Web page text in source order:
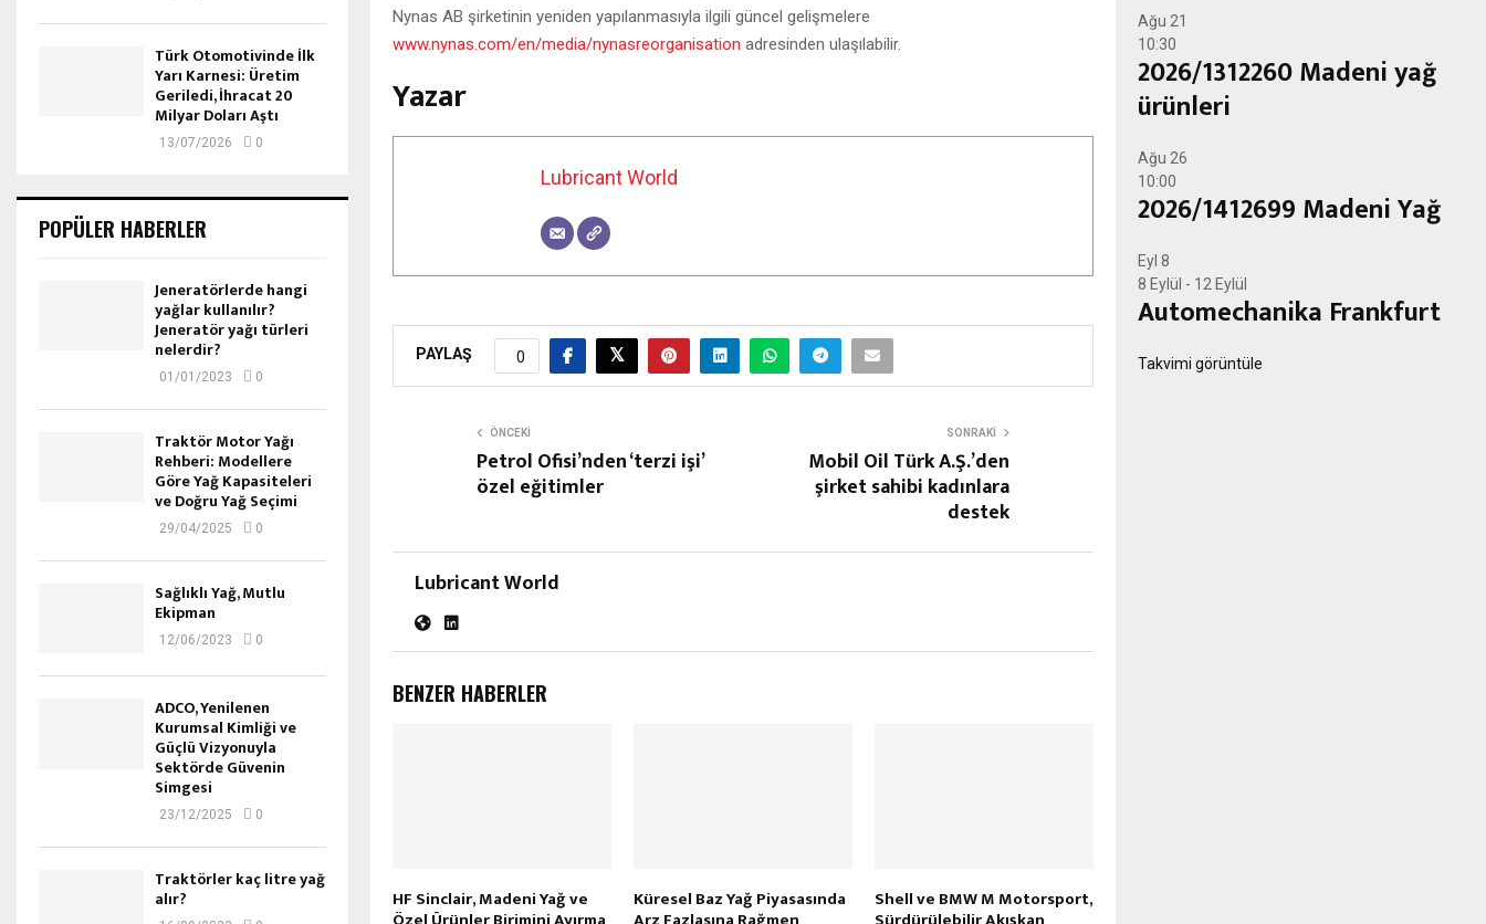
Nynas AB şirketinin yeniden yapılanmasıyla ilgili güncel gelişmelere
www.nynas.com/en/media/nynasreorganisation adresinden ulaşılabilir.
Yazar
Lubricant World
PAYLAŞ 0
ÖNCEKI
Petrol Ofisi’nden ‘terzi işi’
özel eğitimler
SONRAKI
Mobil Oil Türk A.Ş.’den
şirket sahibi kadınlara
destek
Lubricant World
BENZER HABERLER
HF Sinclair, Madeni Yağ ve Küresel Baz Yağ Piyasasında Shell ve BMW M Motorsport,
Türk Otomotivinde İlk
Yarı Karnesi: Üretim
Geriledi, İhracat 20
Milyar Doları Aştı
13/07/2026 0
POPÜLER HABERLER
Jeneratörlerde hangi
yağlar kullanılır?
Jeneratör yağı türleri
nelerdir?
01/01/2023 0
Traktör Motor Yağı
Rehberi: Modellere
Göre Yağ Kapasiteleri
ve Doğru Yağ Seçimi
29/04/2025 0
Sağlıklı Yağ, Mutlu
Ekipman
12/06/2023 0
ADCO, Yenilenen
Kurumsal Kimliği ve
Güçlü Vizyonuyla
Sektörde Güvenin
Simgesi
23/12/2025 0
Traktörler kaç litre yağ
alır?
Ağu 21
10:30
2026/1312260 Madeni yağ
ürünleri
Ağu 26
10:00
2026/1412699 Madeni Yağ
Eyl 8
8 Eylül - 12 Eylül
Automechanika Frankfurt
Takvimi görüntüle